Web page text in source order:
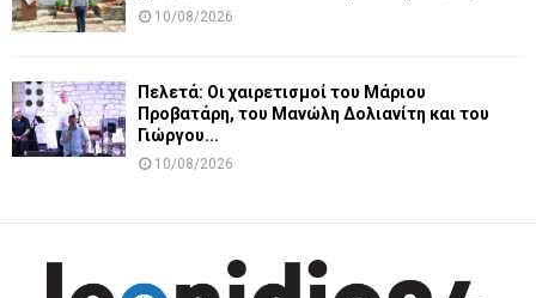
10/08/2026
Πελετά: Οι χαιρετισμοί του Μάριου
Προβατάρη, του Μανώλη Δολιανίτη και του
Γιώργου...
10/08/2026